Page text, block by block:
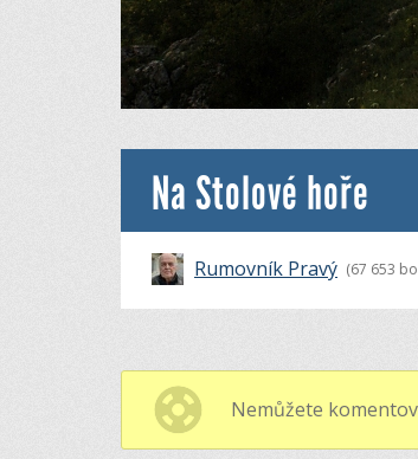
Na Stolové hoře
Rumovník Pravý (67 653
Nemůžete